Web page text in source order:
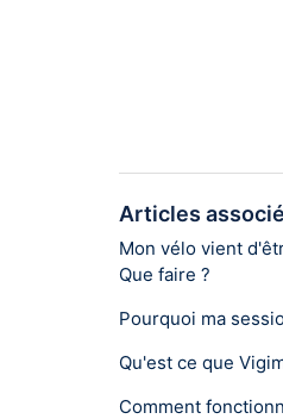
Articles
Mon vélo vient
Que faire ?
Pourquoi ma
Qu'est ce que
Comment